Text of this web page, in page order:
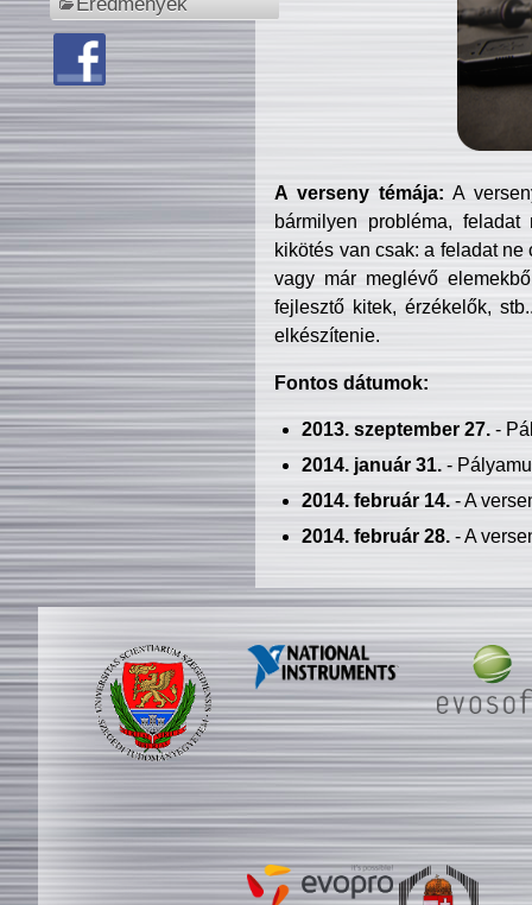
A verseny témája: A
bármilyen probléma, feladat
kikötés van csak: a feladat
vagy már meglévő
fejlesztő kitek, érzékelők,
elkészítenie.
Fontos dátumok:
2013. szeptember 27.-
2014. január 31.-
2014. február 14.- A
2014. február 28.- A